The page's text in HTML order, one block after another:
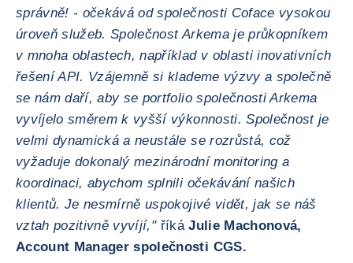
správně! - očekává od společnosti Coface vysokou
úroveň služeb. Společnost Arkema je průkopníkem
v mnoha oblastech, například v oblasti inovativních
řešení API. Vzájemně si klademe výzvy a společně
se nám daří, aby se portfolio společnosti Arkema
vyvíjelo směrem k vyšší výkonnosti. Společnost je
velmi dynamická a neustále se rozrůstá, což
vyžaduje dokonalý mezinárodní monitoring a
koordinaci, abychom splnili očekávání našich
klientů. Je nesmírně uspokojivé vidět, jak se náš
vztah pozitivně vyvíjí," říkáJulie Machonová,
Account Manager společnosti CGS.